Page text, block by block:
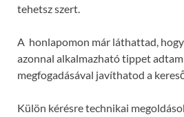
tehetsz szert.
A honlapomon már láthattad, hogy
azonnal alkalmazható tippet adtam
megfogadásával javíthatod a
Külön kérésre technikai